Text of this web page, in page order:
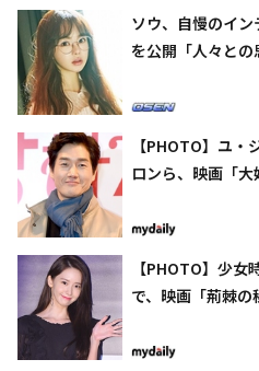
ソウ、自慢のイ
を公開「人々との
【PHOTO】ユ
ロンら、映画「
【PHOTO】少女
で、映画「荊棘